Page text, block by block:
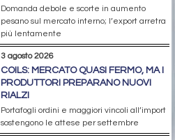
Domanda debole e scorte in aumento
pesano sul mercato interno; l’export arretra
più lentamente
3 agosto 2026
COILS: MERCATO QUASI FERMO, MA I
PRODUTTORI PREPARANO NUOVI
RIALZI
Portafogli ordini e maggiori vincoli all’import
sostengono le attese per settembre